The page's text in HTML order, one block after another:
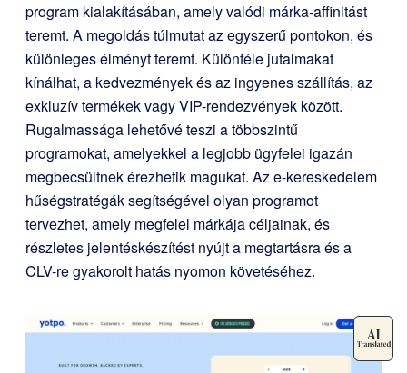
program kialakításában, amely valódi márka-affinitást
teremt. A megoldás túlmutat az egyszerű pontokon, és
különleges élményt teremt. Különféle jutalmakat
kínálhat, a kedvezmények és az ingyenes szállítás, az
exkluzív termékek vagy VIP-rendezvények között.
Rugalmassága lehetővé teszi a többszintű
programokat, amelyekkel a legjobb ügyfelei igazán
megbecsültnek érezhetik magukat. Az e-kereskedelem
hűségstratégák segítségével olyan programot
tervezhet, amely megfelel márkája céljainak, és
részletes jelentéskészítést nyújt a megtartásra és a
CLV-re gyakorolt hatás nyomon követéséhez.